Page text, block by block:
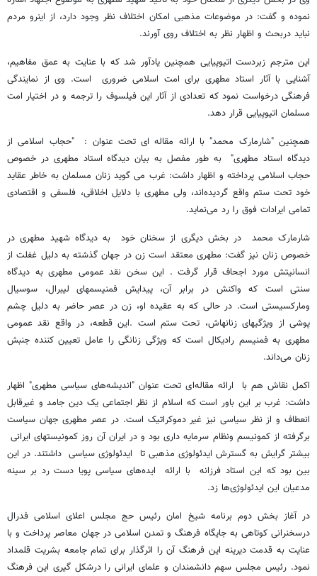
نموده و گفت: در موضوعات مذهبی امکان اختلاف نظر وجود دارد، از اینرو مردم
نباید دربحث و اظهار نظر به اختلاف روی آورند.
این مترجم زبردست اتیوپیایی همچنین یادآور شد که با عنایت به عمق مفاهیم،
آشنایی با آثار استاد مطهری برای امت اسلامی ضروری است. وی از نمایندگی
فرهنگی درخواست نمود که تعدادی از آثار این فیلسوف را ترجمه و در اختیار امت
مسلمان اتیوپیایی قرار دهد.
همچنین "شارمارک محمد" با ارائه مقاله ای تحت عنوان : "حجاب اسلامی از
دیدگاه استاد مطهری" به طور مفصل به بیان دیدگاه استاد مطهری در خصوص
حجاب اسلامی پرداخته و اظهار داشت: غرب می گوید زنان مسلمان به خاطر عقاید
خود تحت ستم واقع گردیده‌اند، ولی مطهری با دلایل اخلاقی، فلسفی و اقتصادی
تمامی ایرادات فوق را رد می‌نماید.
شارمارک محمد در بخش دیگری از سخنان خود به دیدگاه شهید مطهری در
خصوص زنان نیز گفت: مطهری معتقد است زن در جهان گذشته به دلیل غفلت از
انسانیتش مورد اجحاف قرار گرفت . این سخن نقد عمومی مطهری به دیدگاه
سنتی است که واکنش در برابر آن، پیدایش فمنیسمهای لیبرال، سوسیال
ومارکسیستی است. در حالی که به عقیده او، زن در عصر حاضر به دلیل چشم
پوشی از ویژگیهای زنانهاش، تحت ستم است .این قطعه، در واقع نقد عمومی
مطهری به فمنیسم رادیکال است که ویژگی زنانگی را عامل تعیین کننده جنبش
زنان می‌داند.
اکمل نقاش هم با ارائه مقاله‌ای تحت عنوان "اندیشه‌های سیاسی مطهری" اظهار
داشت: غرب بر این باور است که اسلام از نظر اجتماعی یک دین جامد و غیرقابل
انعطاف و از نظر سیاسی نیز غیر دموکراتیک است. در عصر مطهری جهان سیاست
برگرفته از کمونیسم ونظام سرمایه داری بود و در ایران آن روز کمونیستهای ایرانی
بیشتر گرایش به گسترش ایدئولوژی مذهبی تا ایدئولوژی سیاسی داشتند. در این
بین بود که این استاد فرزانه با ارائه ایده‌های سیاسی پویا دست رد بر سینه
مدعیان این ایدئولوژی‌ها زد.
در آغاز بخش دوم برنامه شیخ امان رئیس حج مجلس اعلای اسلامی فدرال
درسخنرانی کوتاهی به جایگاه فرهنگ و تمدن اسلامی در جهان معاصر پرداخت و با
عنایت به قدمت دیرینه این فرهنگ آن را اثرگذار برای تمام جامعه بشریت قلمداد
نمود. رئیس مجلس سهم دانشمندان و علمای ایرانی را درشکل گیری این فرهنگ